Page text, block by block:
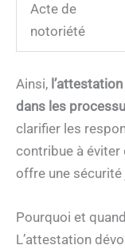
Acte de
notoriété
Ainsi,
dans les
clarifier les
contribue à éviter
offre une
Pourquoi et
L’attestation